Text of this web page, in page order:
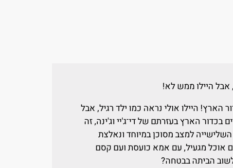
אבל היילו ממש לא!
הארץ! היילו אולי נראה כמו ילד רגיל, אבל
הארץ בעזרתם של די־ג'יי וג'ינה, זה
למצב מסוכן במיוחד ונאלצת
אוכל מגעיל, עם אמא כועסת ועם קסם
הביתה בבטחה?